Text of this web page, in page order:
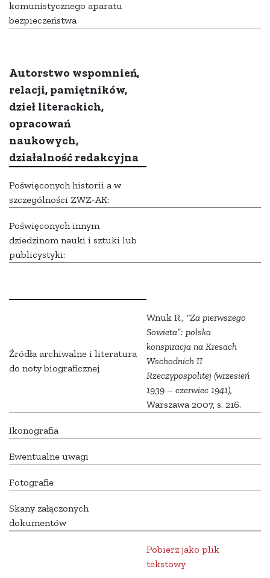
komunistycznego aparatu
bezpieczeństwa
Autorstwo wspomnień,
relacji, pamiętników,
dzieł literackich,
opracowań
naukowych,
działalność redakcyjna
Poświęconych historii a w
szczególności ZWZ-AK:
Poświęconych innym
dziedzinom nauki i sztuki lub
publicystyki:
Źródła archiwalne i literatura
do noty biograficznej
Wnuk R., “Za pierwszego
Sowieta”: polska
konspiracja na Kresach
Wschodnich II
Rzeczypospolitej (wrzesień
1939 – czerwiec 1941),
Warszawa 2007, s. 216.
Ikonografia
Ewentualne uwagi
Fotografie
Skany załączonych
dokumentów
Pobierz jako plik
tekstowy